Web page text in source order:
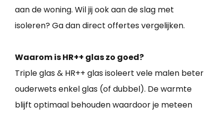
aan de woning. Wil jij ook aan de slag met
isoleren? Ga dan direct offertes vergelijken.
Waarom is HR++ glas zo goed?
Triple glas & HR++ glas isoleert vele malen beter
ouderwets enkel glas (of dubbel). De warmte
blijft optimaal behouden waardoor je meteen